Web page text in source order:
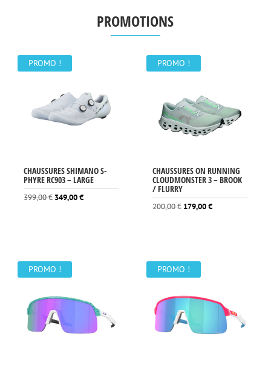
PROMOTIONS
PROMO !
CHAUSSURES SHIMANO S-
PHYRE RC903 – LARGE
399,00€ Le
399,00 €.
349,00€Le
PROMO !
CHAUSSURES ON RUNNING
CLOUDMONSTER 3 – BROOK
/ FLURRY
200,00€ Le
200,00 €.
179,00€Le
PROMO ! PROMO !